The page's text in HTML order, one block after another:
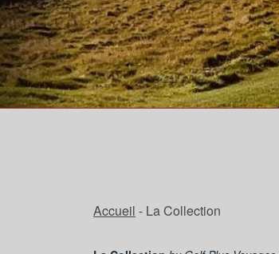
Accueil - La Collection